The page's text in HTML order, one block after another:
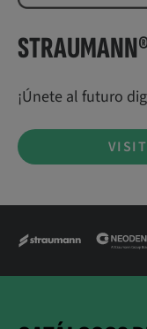
¡Únete al futuro